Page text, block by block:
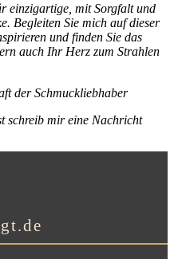
einzigartige, mit Sorgfalt und
Begleiten Sie mich auf dieser
und finden Sie das
auch Ihr Herz zum Strahlen
der Schmuckliebhaber
schreib mir eine Nachricht